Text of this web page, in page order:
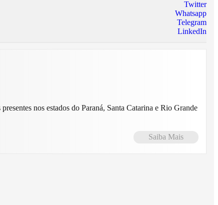
Twitter
Whatsapp
Telegram
LinkedIn
Saiba Mais